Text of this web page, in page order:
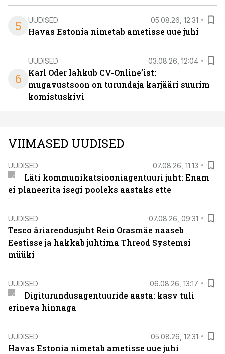
5 UUDISED 05.08.26, 12:31
Havas Estonia nimetab ametisse uue juhi
6
UUDISED 03.08.26, 12:04
Karl Oder lahkub CV-Online’ist:
mugavustsoon on turundaja karjääri suurim
komistuskivi
VIIMASED UUDISED
UUDISED 07.08.26, 11:13
Läti kommunikatsiooniagentuuri juht: Enam
ei planeerita isegi pooleks aastaks ette
UUDISED 07.08.26, 09:31
Tesco äriarendusjuht Reio Orasmäe naaseb
Eestisse ja hakkab juhtima Threod Systemsi
müüki
UUDISED 06.08.26, 13:17
Digiturundusagentuuride aasta: kasv tuli
erineva hinnaga
UUDISED 05.08.26, 12:31
Havas Estonia nimetab ametisse uue juhi